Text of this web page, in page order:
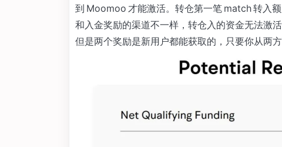
到 Moomoo 才能激活。转仓第一笔 match 转入
和入金奖励的渠道不一样，转仓入的资金无法激
但是两个奖励是新用户都能获取的，只要你从两